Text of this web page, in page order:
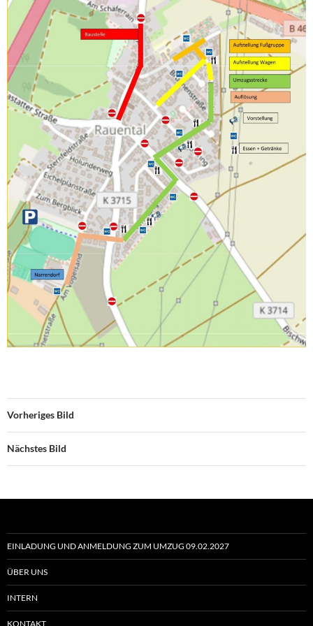
Vorheriges Bild
Nächstes Bild
EINLADUNG UND ANMELDUNG ZUM UMZUG 09.02.2027
ÜBER UNS
INTERN
KONTAKT